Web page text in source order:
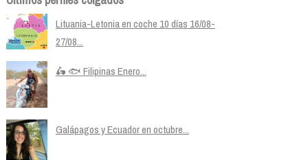
Lituania-Letonia en coche 10 días 16/08-
27/08...
🛵 🐟 Filipinas Enero...
Galápagos y Ecuador en octubre...